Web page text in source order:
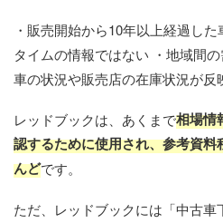
・販売開始から10年以上経過し
タイムの情報ではない ・地域間
車の状況や販売店の在庫状況が反
レッドブックは、あくまで相場情
認するために使用され、参考資
んどです。
ただ、レッドブックには「中古車